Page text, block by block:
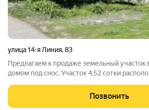
улица 14-я Линия,83
Предлагаем к продаже земельный участок
домом под снос. Участок 4,52 сотки
сторон. Дом находится в
период строительства в доме
Позвонить